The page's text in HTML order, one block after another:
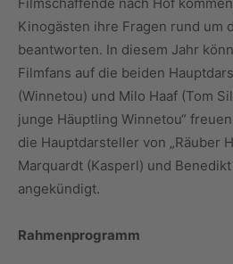
Kinogästen ihre Fragen rund um
beantworten. In diesem Jahr
Filmfans auf die beiden
(Winnetou) und Milo Haaf (Tom
junge Häuptling Winnetou“
die Hauptdarsteller von „Räuber
Marquardt (Kasperl) und
angekündigt.
Rahmenprogramm